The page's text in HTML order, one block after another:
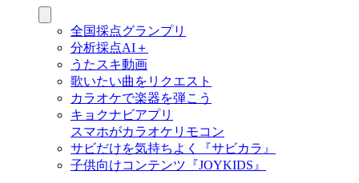
全国採点グランプリ
分析採点AI＋
うたスキ動画
歌いたい曲をリクエスト
カラオケで楽器を弾こう
キョクナビアプリ
スマホがカラオケリモコン
サビだけを気持ちよく『サビカラ』
子供向けコンテンツ『JOYKIDS』